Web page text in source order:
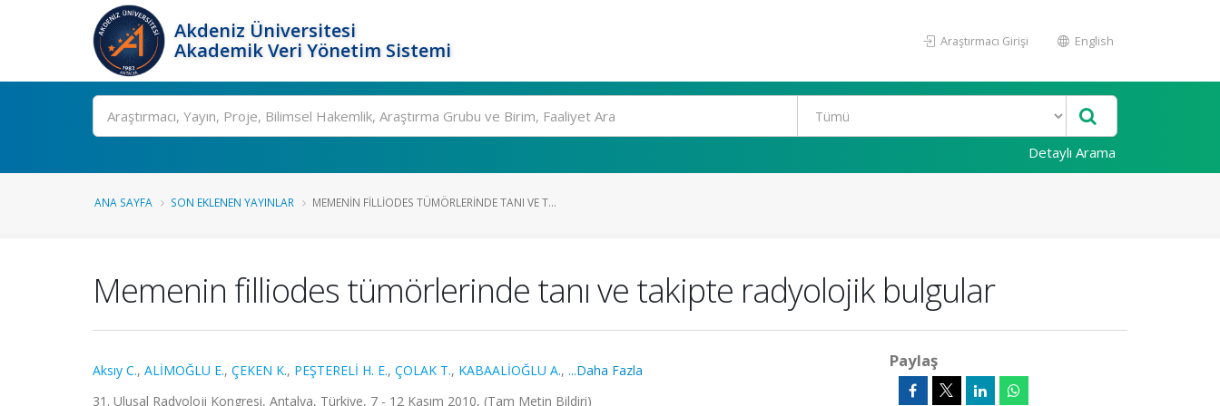
Akdeniz Üniversitesi
Akademik Veri Yönetim Sistemi
Araştırmacı Girişi English
Ara
Detaylı Arama
ANA SAYFA SON EKLENEN YAYINLAR MEMENIN FILLIODES TÜMÖRLERINDE TANI VE T...
Memenin filliodes tümörlerinde tanı ve takipte radyolojik bulgular
Aksıy C., ALİMOĞLU E., ÇEKEN K., PEŞTERELİ H. E., ÇOLAK T., KABAALİOĞLU A., ...Daha Fazla
31. Ulusal Radyoloji Kongresi, Antalya, Türkiye, 7 - 12 Kasım 2010, (Tam Metin Bildiri)
Paylaş